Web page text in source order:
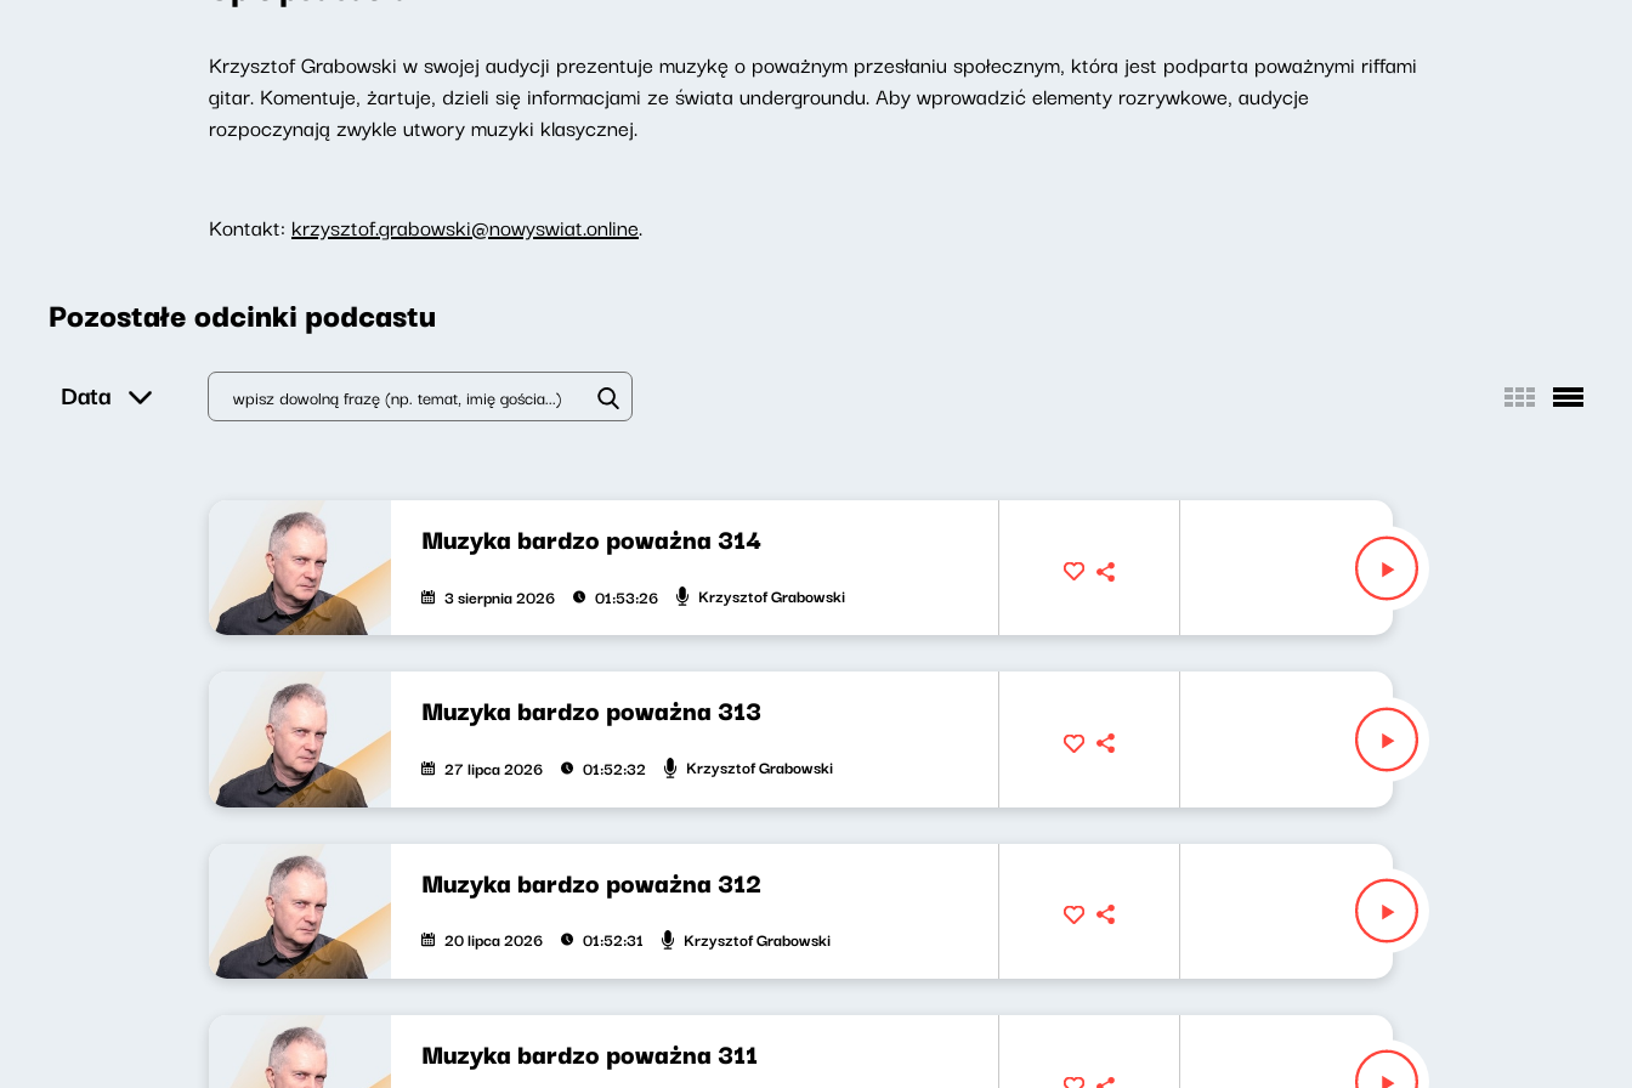
Krzysztof Grabowski w swojej audycji prezentuje muzykę o poważnym przesłaniu społecznym, która jest podparta poważnymi riffami
gitar. Komentuje, żartuje, dzieli się informacjami ze świata undergroundu. Aby wprowadzić elementy rozrywkowe, audycje
rozpoczynają zwykle utwory muzyki klasycznej.
Kontakt: krzysztof.grabowski@nowyswiat.online.
Pozostałe odcinki podcastu
Data
Muzyka bardzo poważna 314
3 sierpnia 2026 01:53:26 Krzysztof Grabowski
Muzyka bardzo poważna 313
27 lipca 2026 01:52:32 Krzysztof Grabowski
Muzyka bardzo poważna 312
20 lipca 2026 01:52:31 Krzysztof Grabowski
Muzyka bardzo poważna 311